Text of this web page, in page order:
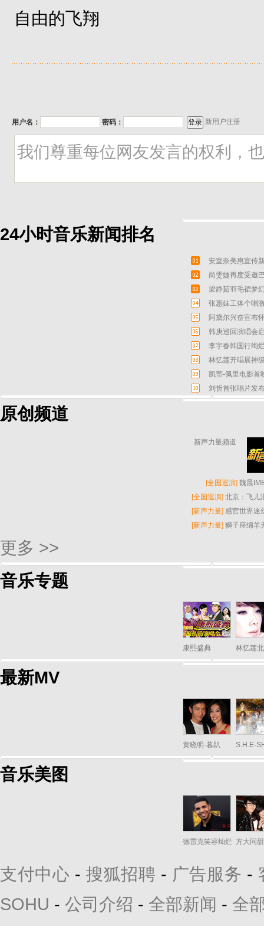
自由的飞翔
用户名： 密码： 新用户注册
24小时音乐新闻排名
安室奈美惠宣传
尚雯婕再度受邀
梁静茹羽毛裙梦
张惠妹工体个唱
阿黛尔兴奋宣布
韩庚巡回演唱会
李宇春韩国行绚
林忆莲开唱展神
凯蒂-佩里电影首
刘忻首张唱片发
原创频道
新声力量频道
[全国巡演] 魏晨
[全国巡演] 北京：飞儿
[新声力量] 感官世界迷
[新声力量] 狮子座绵羊
更多 >>
音乐专题
康熙盛典 林忆莲
最新MV
黄晓明-暮趴 S.H.E-
音乐美图
德雷克笑容灿烂 方大同
支付中心 - 搜狐招聘 - 广告服务 -
SOHU - 公司介绍 - 全部新闻 - 全